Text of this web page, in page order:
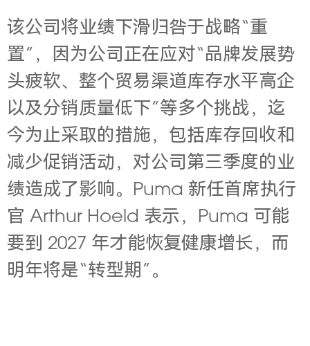
该公司将业绩下滑归咎于战略“重
置”，因为公司正在应对“品牌发展势
头疲软、整个贸易渠道库存水平高企
以及分销质量低下”等多个挑战，迄
今为止采取的措施，包括库存回收和
减少促销活动，对公司第三季度的业
绩造成了影响。Puma 新任首席执行
官 Arthur Hoeld 表示，Puma 可能
要到 2027 年才能恢复健康增长，而
明年将是“转型期”。